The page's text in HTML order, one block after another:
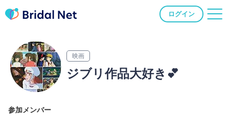
ログイン
映画
ジブリ作品大好き💕
参加メンバー